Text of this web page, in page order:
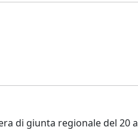
di giunta regionale del 20